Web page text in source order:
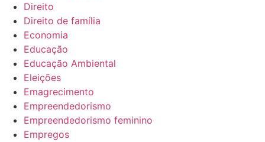
Direito
Direito de família
Economia
Educação
Educação Ambiental
Eleições
Emagrecimento
Empreendedorismo
Empreendedorismo feminino
Empregos